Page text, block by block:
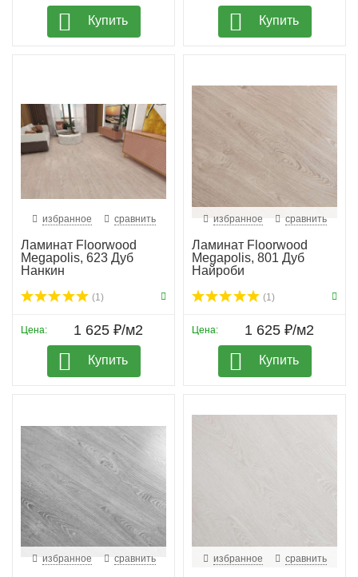
Купить Купить
избранное сравнить
Ламинат Floorwood
Megapolis, 623 Дуб
Нанкин
(1)
Цена: 1 625 ₽/м2
Купить
избранное сравнить
Ламинат Floorwood
Megapolis, 801 Дуб
Найроби
(1)
Цена: 1 625 ₽/м2
Купить
избранное сравнить избранное сравнить